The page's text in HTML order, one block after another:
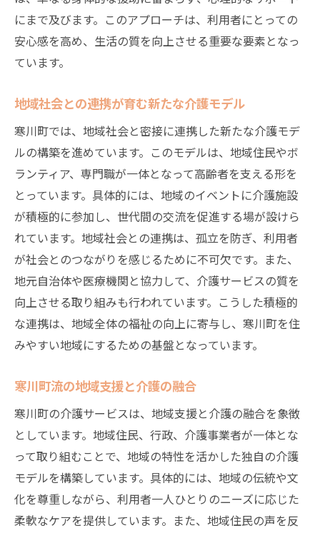
地域特性がもたらす介護の可能性
未来志向の介護サービス実現に向けて
地域と共に歩む寒川町の介護安らぎを提供する
工夫
安らぎを提供するための介護の工夫
地域と連携した安心感のあるケア提供
利用者の心に寄り添う介護サービス
寒川町の特徴を活かした安心のケア
地域社会との連携がもたらす介護の質向上
安らぎのある生活環境の創出方法
介護の先進地寒川町が描く未来のケアモデル
先進的なケアの導入とその成果
寒川町が目指す未来の介護像
未来志向のケアモデル創出への挑戦
寒川町が描く次世代の介護サービス
地域全体で実現する革新的なケア
にまで及びます。このアプローチは、利用者にとっての
安心感を高め、生活の質を向上させる重要な要素となっ
ています。
地域社会との連携が育む新たな介護モデル
寒川町では、地域社会と密接に連携した新たな介護モデ
ルの構築を進めています。このモデルは、地域住民やボ
ランティア、専門職が一体となって高齢者を支える形を
とっています。具体的には、地域のイベントに介護施設
が積極的に参加し、世代間の交流を促進する場が設けら
れています。地域社会との連携は、孤立を防ぎ、利用者
が社会とのつながりを感じるために不可欠です。また、
地元自治体や医療機関と協力して、介護サービスの質を
向上させる取り組みも行われています。こうした積極的
な連携は、地域全体の福祉の向上に寄与し、寒川町を住
みやすい地域にするための基盤となっています。
寒川町流の地域支援と介護の融合
寒川町の介護サービスは、地域支援と介護の融合を象徴
としています。地域住民、行政、介護事業者が一体とな
って取り組むことで、地域の特性を活かした独自の介護
モデルを構築しています。具体的には、地域の伝統や文
化を尊重しながら、利用者一人ひとりのニーズに応じた
柔軟なケアを提供しています。また、地域住民の声を反